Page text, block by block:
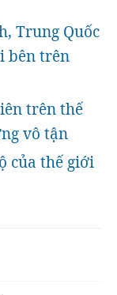
Trung Quốc
bên trên
trên thế
vô tận
của thế giới